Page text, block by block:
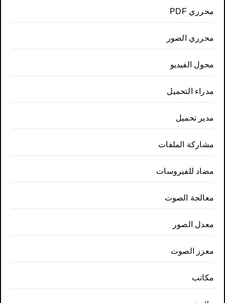
محرري PDF
محرري الصور
محول الفيديو
مدراء التحميل
مدير تحميل
مشاركة الملفات
مضاد للفيروسات
معالجة الصوت
معدل الصور
معزز الصوت
مكاتب